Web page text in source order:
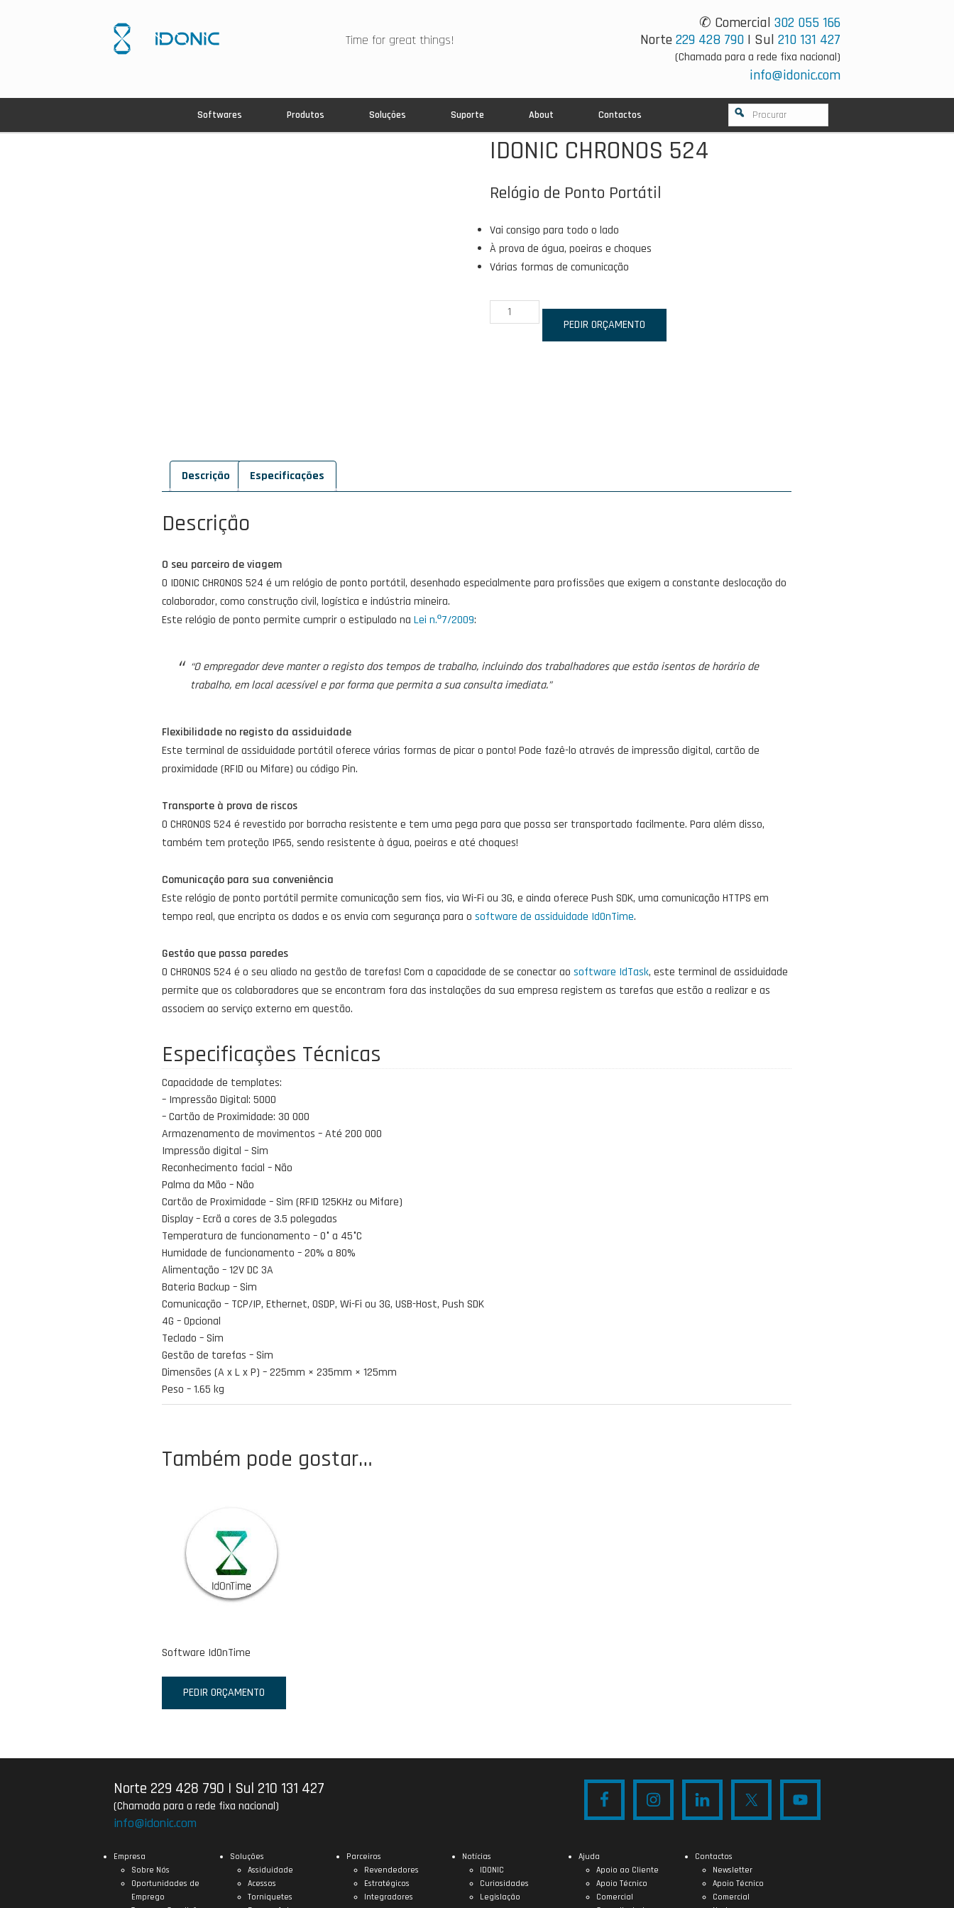
Time for great things!
✆ Comercial 302 055 166
Norte229 428 790 | Sul 210 131 427
(Chamada para a rede fixa nacional)
info@idonic.com
Softwares Produtos Soluções Suporte About Contactos
IDONIC CHRONOS 524
Relógio de Ponto Portátil
Vai consigo para todo o lado
À prova de água, poeiras e choques
Várias formas de comunicação
Quantidade
de
PEDIR ORÇAMENTO
Descrição Especificações
Descrição
O seu parceiro de viagem
O IDONIC CHRONOS 524 é um relógio de ponto portátil, desenhado especialmente para profissões que exigem a constante deslocação do
colaborador, como construção civil, logística e indústria mineira.
Este relógio de ponto permite cumprir o estipulado naLei n.º7/2009:
“O empregador deve manter o registo dos tempos de trabalho, incluindo dos trabalhadores que estão isentos de horário de
trabalho, em local acessível e por forma que permita a sua consulta imediata.”
Flexibilidade no registo da assiduidade
Este terminal de assiduidade portátil oferece várias formas de picar o ponto! Pode fazê-lo através de impressão digital, cartão de
proximidade (RFID ou Mifare) ou código Pin.
Transporte à prova de riscos
O CHRONOS 524 é revestido por borracha resistente e tem uma pega para que possa ser transportado facilmente. Para além disso,
também tem proteção IP65, sendo resistente à água, poeiras e até choques!
Comunicação para sua conveniência
Este relógio de ponto portátil permite comunicação sem fios, via Wi-Fi ou 3G, e ainda oferece Push SDK, uma comunicação HTTPS em
tempo real, que encripta os dados e os envia com segurança para osoftware de assiduidade IdOnTime.
Gestão que passa paredes
O CHRONOS 524 é o seu aliado na gestão de tarefas! Com a capacidade de se conectar aosoftware IdTask, este terminal de assiduidade
permite que os colaboradores que se encontram fora das instalações da sua empresa registem as tarefas que estão a realizar e as
associem ao serviço externo em questão.
Especificações Técnicas
Capacidade de templates:
– Impressão Digital: 5000
– Cartão de Proximidade: 30 000
Armazenamento de movimentos – Até 200 000
Impressão digital – Sim
Reconhecimento facial – Não
Palma da Mão – Não
Cartão de Proximidade – Sim (RFID 125KHz ou Mifare)
Display – Ecrã a cores de 3.5 polegadas
Temperatura de funcionamento – 0° a 45°C
Humidade de funcionamento – 20% a 80%
Alimentação – 12V DC 3A
Bateria Backup – Sim
Comunicação – TCP/IP, Ethernet, OSDP, Wi-Fi ou 3G, USB-Host, Push SDK
4G – Opcional
Teclado – Sim
Gestão de tarefas – Sim
Dimensões (A x L x P) – 225mm × 235mm × 125mm
Peso – 1.65 kg
Também pode gostar…
Software IdOnTime
PEDIR ORÇAMENTO
Norte 229 428 790 | Sul 210 131 427
(Chamada para a rede fixa nacional)
info@idonic.com
Empresa
Sobre Nós
Oportunidades de
Emprego
Soluções
Assiduidade
Acessos
Torniquetes
Parceiros
Revendedores
Estratégicos
Integradores
Notícias
IDONIC
Curiosidades
Legislação
Ajuda
Apoio ao Cliente
Apoio Técnico
Comercial
Contactos
Newsletter
Apoio Técnico
Comercial